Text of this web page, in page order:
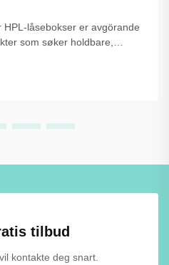
låsebokser er avgörande
som søker holdbare,
tilbud
kontakte deg snart.